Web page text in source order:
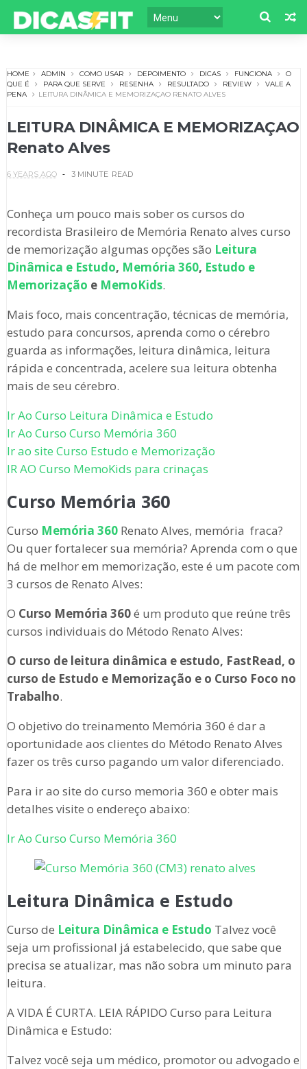
HOME ADMIN COMO USAR DEPOIMENTO DICAS FUNCIONA
O
QUE É
PARA QUE SERVE RESENHA RESULTADO REVIEW
VALE A
PENA
LEITURA DINÂMICA E MEMORIZAÇAO RENATO ALVES
LEITURA DINÂMICA E MEMORIZAÇAO
Renato Alves
6 YEARS AGO 3 MINUTE READ
Conheça um pouco mais sober os cursos do
recordista Brasileiro de Memória Renato alves curso
de memorização algumas opções são Leitura
Dinâmica e Estudo, Memória 360, Estudo e
Memorização e MemoKids.
Mais foco, mais concentração, técnicas de memória,
estudo para concursos, aprenda como o cérebro
guarda as informações, leitura dinâmica, leitura
rápida e concentrada, acelere sua leitura obtenha
mais de seu cérebro.
Ir Ao Curso Leitura Dinâmica e Estudo
Ir Ao Curso Curso Memória 360
Ir ao site Curso Estudo e Memorização
IR AO Curso MemoKids para crinaças
Curso Memória 360
Curso Memória 360Renato Alves, memória fraca?
Ou quer fortalecer sua memória? Aprenda com o que
há de melhor em memorização, este é um pacote com
3 cursos de Renato Alves:
O Curso Memória 360é um produto que reúne três
cursos individuais do Método Renato Alves:
O curso de leitura dinâmica e estudo, FastRead, o
curso de Estudo e Memorização e o Curso Foco no
Trabalho.
O objetivo do treinamento Memória 360 é dar a
oportunidade aos clientes do Método Renato Alves
fazer os três curso pagando um valor diferenciado.
Para ir ao site do curso memoria 360 e obter mais
detalhes visite o endereço abaixo:
Ir Ao Curso Curso Memória 360
Leitura Dinâmica e Estudo
Curso de Leitura Dinâmica e Estudo Talvez você
seja um profissional já estabelecido, que sabe que
precisa se atualizar, mas não sobra um minuto para
leitura.
A VIDA É CURTA. LEIA RÁPIDO Curso para Leitura
Dinâmica e Estudo:
Talvez você seja um médico, promotor ou advogado e